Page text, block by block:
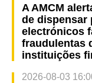
A AMCM
de dispensar
electrónicos
fraudulentas
instituições
2026-08-03